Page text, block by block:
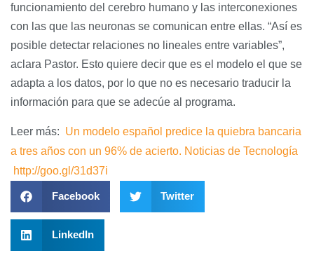
funcionamiento del cerebro humano y las interconexiones
con las que las neuronas se comunican entre ellas. “Así es
posible detectar relaciones no lineales entre variables”,
aclara Pastor. Esto quiere decir que es el modelo el que se
adapta a los datos, por lo que no es necesario traducir la
información para que se adecúe al programa.
Leer más: Un modelo español predice la quiebra bancaria
a tres años con un 96% de acierto. Noticias de Tecnología
http://goo.gl/31d37i
Facebook Twitter
LinkedIn